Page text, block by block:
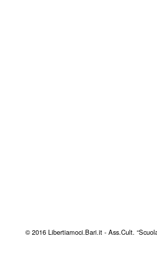
© 2016 Libertiamoci.Bari.it - Ass.Cult.